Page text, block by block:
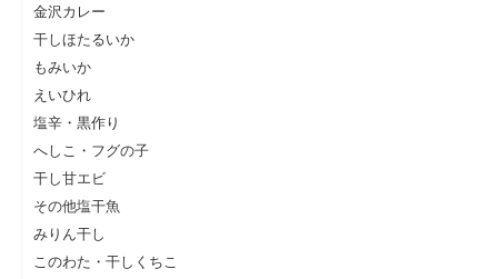
金沢カレー
干しほたるいか
もみいか
えいひれ
塩辛・黒作り
へしこ・フグの子
干し甘エビ
その他塩干魚
みりん干し
このわた・干しくちこ